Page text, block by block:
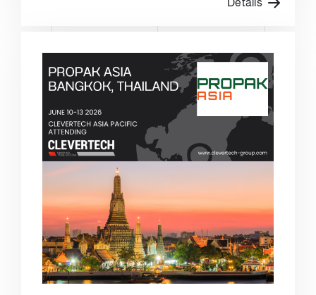
Details